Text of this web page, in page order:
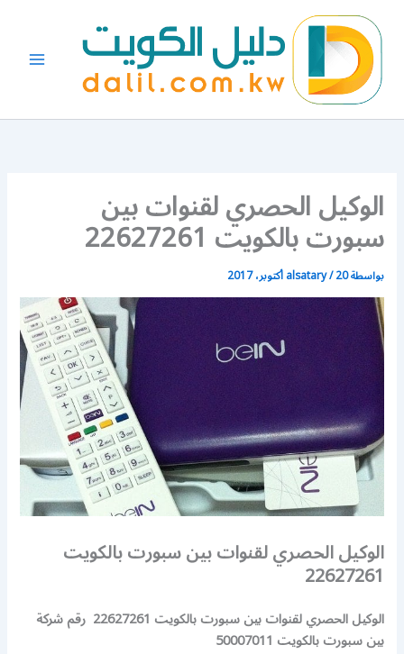
المحتوى
الوكيل الحصري لقنوات بين
سبورت بالكويت 22627261
بواسطة alsatary/20 أكتوبر، 2017
الوكيل الحصري لقنوات بين سبورت بالكويت
22627261
الوكيل الحصري لقنوات بين سبورت بالكويت 22627261 رقم شركة
بين سبورت بالكويت 50007011